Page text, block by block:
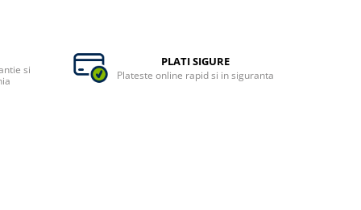
si
PLATI SIGURE
Plateste online rapid si in siguranta